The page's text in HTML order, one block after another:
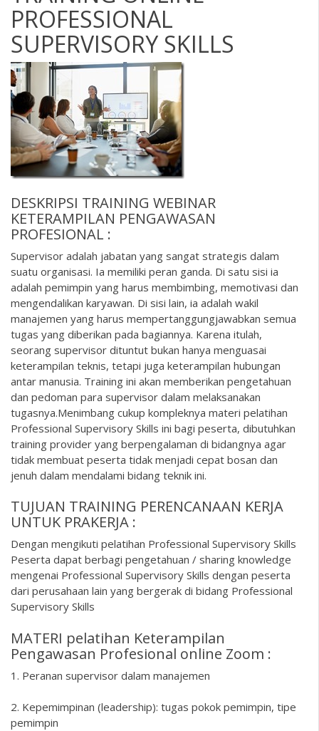
PROFESSIONAL
SUPERVISORY SKILLS
DESKRIPSI TRAINING WEBINAR
KETERAMPILAN PENGAWASAN
PROFESIONAL :
Supervisor adalah jabatan yang sangat strategis dalam
suatu organisasi. Ia memiliki peran ganda. Di satu sisi ia
adalah pemimpin yang harus membimbing, memotivasi dan
mengendalikan karyawan. Di sisi lain, ia adalah wakil
manajemen yang harus mempertanggungjawabkan semua
tugas yang diberikan pada bagiannya. Karena itulah,
seorang supervisor dituntut bukan hanya menguasai
keterampilan teknis, tetapi juga keterampilan hubungan
antar manusia. Training ini akan memberikan pengetahuan
dan pedoman para supervisor dalam melaksanakan
tugasnya.Menimbang cukup kompleknya materi pelatihan
Professional Supervisory Skills ini bagi peserta, dibutuhkan
training provider yang berpengalaman di bidangnya agar
tidak membuat peserta tidak menjadi cepat bosan dan
jenuh dalam mendalami bidang teknik ini.
TUJUAN TRAINING PERENCANAAN KERJA
UNTUK PRAKERJA :
Dengan mengikuti pelatihan Professional Supervisory Skills
Peserta dapat berbagi pengetahuan / sharing knowledge
mengenai Professional Supervisory Skills dengan peserta
dari perusahaan lain yang bergerak di bidang Professional
Supervisory Skills
MATERI pelatihan Keterampilan
Pengawasan Profesional online Zoom :
1. Peranan supervisor dalam manajemen
2. Kepemimpinan (leadership): tugas pokok pemimpin, tipe
pemimpin